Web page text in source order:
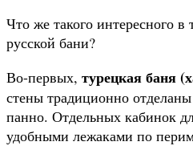
Что же такого интересного
русской бани?
Во-первых, турецкая баня
стены традиционно
панно. Отдельных кабинок
удобными лежаками по